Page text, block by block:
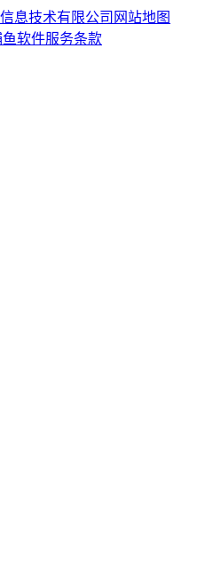
息技术有限公司 网站地图
鱼软件服务条款